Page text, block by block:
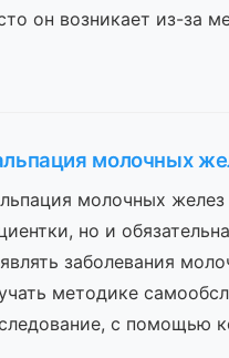
он возникает из-за
молочных
молочных
но и
заболевания
методике
с помощью